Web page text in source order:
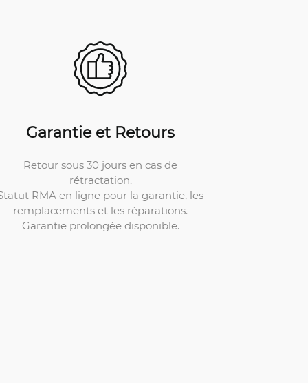
Garantie et Retours
Retour sous 30 jours en cas de
rétractation.
RMA en ligne pour la garantie, les
remplacements et les réparations.
Garantie prolongée disponible.